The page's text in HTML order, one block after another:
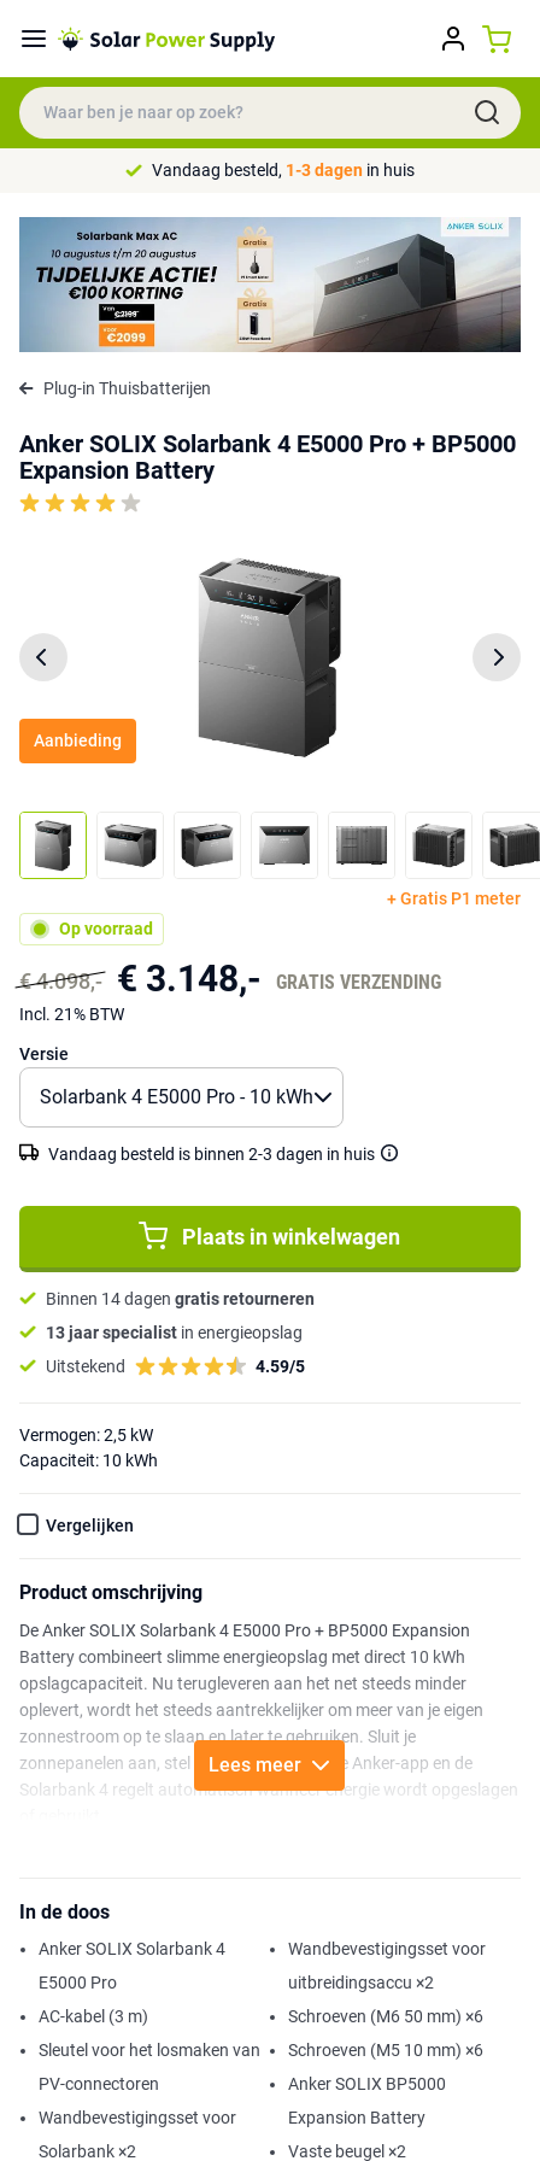
Vandaag besteld, 1-3 dagen in huis
Plug-in Thuisbatterijen
Anker SOLIX Solarbank 4 E5000 Pro + BP5000
Expansion Battery
Aanbieding
+ Gratis P1 meter
Op voorraad
€ 4.098,- € 3.148,- GRATIS VERZENDING
Incl. 21% BTW
Versie
Vandaag besteld is binnen 2-3 dagen in huis
Plaats in winkelwagen
Binnen 14 dagen gratis retourneren
13 jaar specialist in energieopslag
Uitstekend
4.59/5
Vermogen: 2,5 kW
Capaciteit: 10 kWh
Vergelijken
Product omschrijving
De Anker SOLIX Solarbank 4 E5000 Pro + BP5000 Expansion
Battery combineert slimme energieopslag met direct 10 kWh
opslagcapaciteit. Nu terugleveren aan het net steeds minder
oplevert, wordt het steeds aantrekkelijker om meer van je eigen
zonnestroom op te slaan en later te gebruiken. Sluit je
zonnepanelen aan, stel het systeem in via de Anker-app en de
Solarbank 4 regelt automatisch wanneer energie wordt opgeslagen
later behoefte aan meer capaciteit? Dan breid je het systeem
eenvoudig verder uit tot maximaal 30 kWh. De BP5000 Expansion
het slimme stapelontwerp zijn geen extra kabels of ingewikkelde
aanpassingen nodig.
De Solarbank 4 ondersteunt maximaal 12 zonnepanelen en
verwerkt tot 5.000 W aan zonne-energie. Daardoor is er volop
ruimte om meer van je eigen opgewekte energie op te slaan en later
te gebruiken.
Lees meer
In de doos
Anker SOLIX Solarbank 4
E5000 Pro
AC-kabel (3 m)
Sleutel voor het losmaken van
PV-connectoren
Wandbevestigingsset voor
Solarbank ×2
Wandbevestigingsset voor
uitbreidingsaccu ×2
Schroeven (M6 50 mm) ×6
Schroeven (M5 10 mm) ×6
Anker SOLIX BP5000
Expansion Battery
Vaste beugel ×2